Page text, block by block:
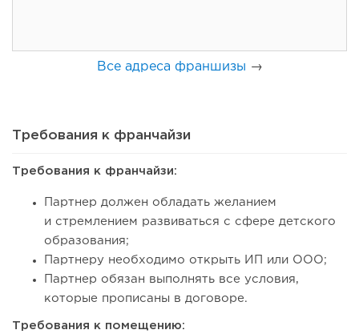
От стартапа за 30 тысяч рублей до бизнеса стоимостью
миллиарды:...
Все адреса франшизы →
Требования к франчайзи
Требования к франчайзи:
Партнер должен обладать желанием
и стремлением развиваться с сфере детского
образования;
Партнеру необходимо открыть ИП или ООО;
Партнер обязан выполнять все условия,
которые прописаны в договоре.
Требования к помещению: